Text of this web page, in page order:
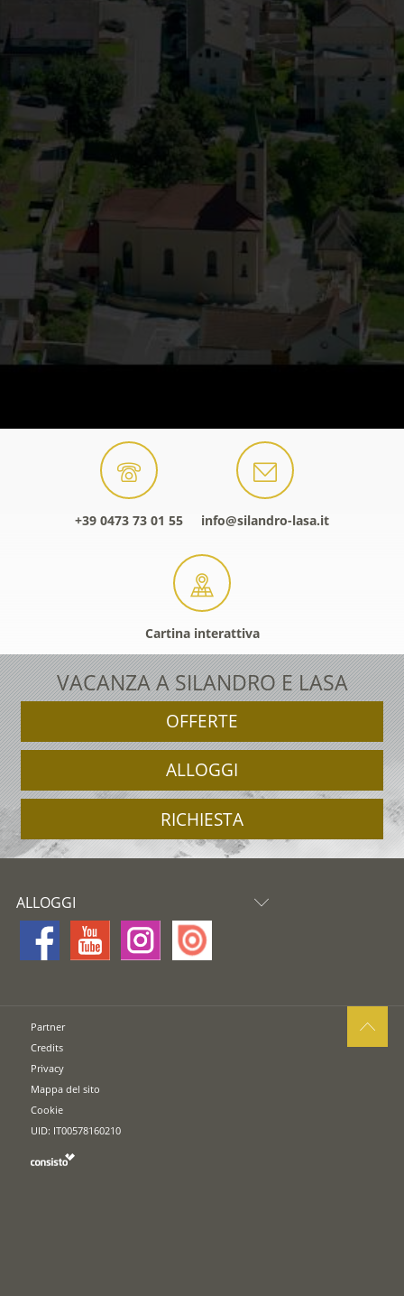
+39 0473 73 01 55 info@silandro-lasa.it
Cartina interattiva
VACANZA A SILANDRO E LASA
OFFERTE
ALLOGGI
RICHIESTA
ALLOGGI
Partner
Credits
Privacy
Mappa del sito
Cookie
UID: IT00578160210